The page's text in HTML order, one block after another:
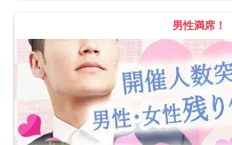
→ お酒が飲めない方にはソフトドリンクも豊富に
男性満席！